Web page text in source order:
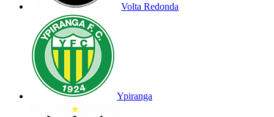
Volta Redonda
Ypiranga